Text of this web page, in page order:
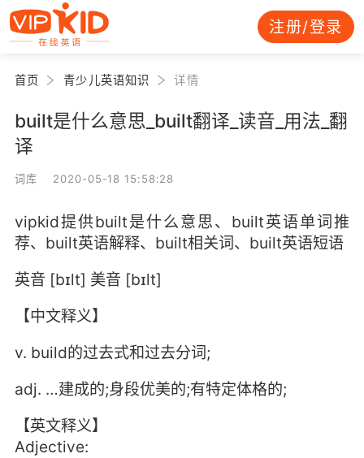
注册/登录
首页 青少儿英语知识 详情
built是什么意思_built翻译_读音_用法_翻
译
词库 2020-05-18 15:58:28
vipkid提供built是什么意思、built英语单词推
荐、built英语解释、built相关词、built英语短语
英音 [bɪlt] 美音 [bɪlt]
【中文释义】
v. build的过去式和过去分词;
adj. …建成的;身段优美的;有特定体格的;
【英文释义】
Adjective: